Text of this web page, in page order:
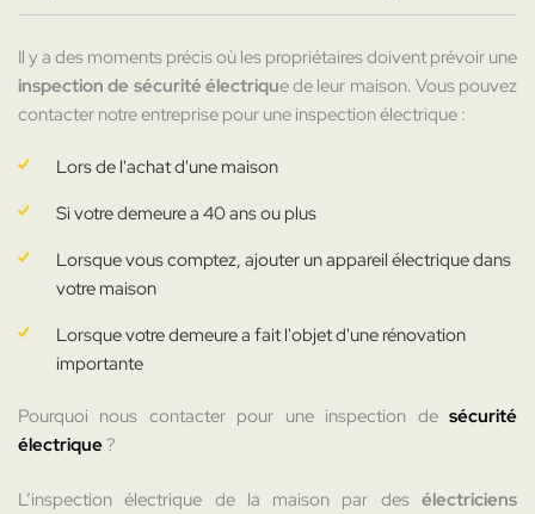
Il y a des moments précis où les propriétaires doivent prévoir une
inspection de sécurité électrique de leur maison. Vous pouvez
contacter notre entreprise pour une inspection électrique :
Lors de l'achat d'une maison
Si votre demeure a 40 ans ou plus
Lorsque vous comptez, ajouter un appareil électrique dans
votre maison
Lorsque votre demeure a fait l'objet d'une rénovation
importante
Pourquoi nous contacter pour une inspection de sécurité
électrique ?
L’inspection électrique de la maison par des électriciens